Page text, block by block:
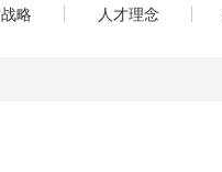
略 人才理念